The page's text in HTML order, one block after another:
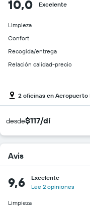
10,0 Excelente
Limpieza
Confort
Recogida/entrega
Relación calidad-precio
2 oficinas en Aeropuerto
desde$117/dí
Avis
9,6
Excelente
Lee 2 opiniones
Limpieza